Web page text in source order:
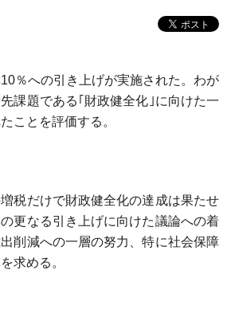
10％への引き上げが実施された。わが
課題である｢財政健全化｣に向けた一
ことを評価する。
税だけで財政健全化の達成は果たせ
更なる引き上げに向けた議論への着
削減への一層の努力、特に社会保障
求める。